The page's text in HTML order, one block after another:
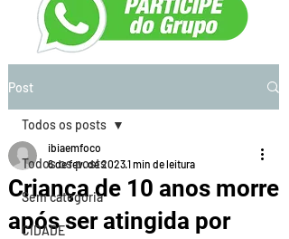
Post
Todos os posts
Sem categoria
CIDADE
Todos os posts
Criança de 10 anos morre
após ser atingida por
ibiaemfoco
6 de fev. de 20231 min de leitura